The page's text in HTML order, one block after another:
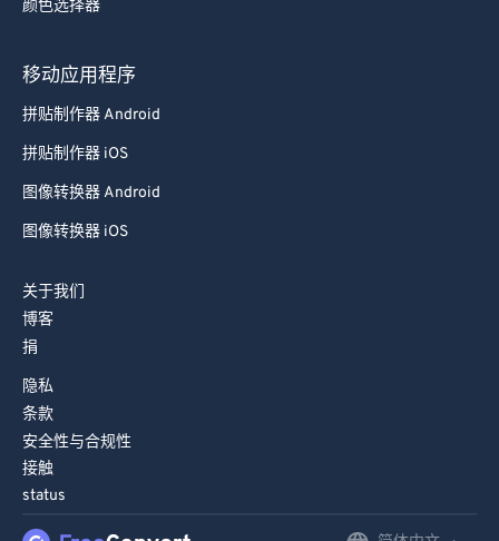
颜色选择器
移动应用程序
拼贴制作器 Android
拼贴制作器 iOS
图像转换器 Android
图像转换器 iOS
关于我们
博客
捐
隐私
条款
安全性与合规性
接触
status